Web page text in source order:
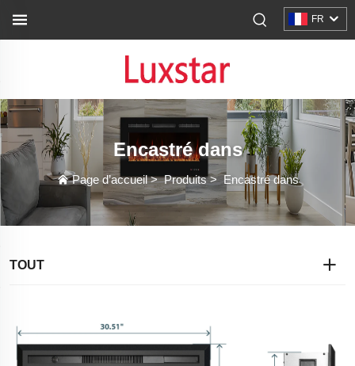
FR
Encastré dans
Page d’accueil>Produits>Encastré dans
TOUT